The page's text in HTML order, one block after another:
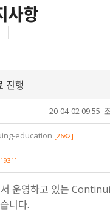
사항
진행
20-04-02 09:55
education [2682]
운영하고 있는
니다.